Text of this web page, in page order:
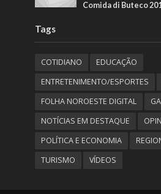
Comida di Buteco
Tags
COTIDIANO
EDUCAÇÃO
ENTRETENIMENTO/ESPORTES
FOLHA NOROESTE DIGITAL
NOTÍCIAS EM DESTAQUE
POLÍTICA E ECONOMIA
TURISMO
VÍDEOS